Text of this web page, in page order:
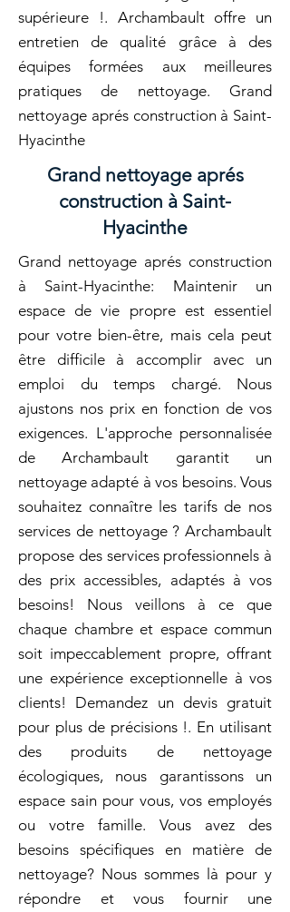
supérieure !. Archambault offre un
entretien de qualité grâce à des
équipes formées aux meilleures
pratiques de nettoyage. Grand
nettoyage aprés construction à Saint-
Hyacinthe
Grand nettoyage aprés
construction à Saint-
Hyacinthe
Grand nettoyage aprés construction
à Saint-Hyacinthe: Maintenir un
espace de vie propre est essentiel
pour votre bien-être, mais cela peut
être difficile à accomplir avec un
emploi du temps chargé. Nous
ajustons nos prix en fonction de vos
exigences. L'approche personnalisée
de Archambault garantit un
nettoyage adapté à vos besoins. Vous
souhaitez connaître les tarifs de nos
services de nettoyage ? Archambault
propose des services professionnels à
des prix accessibles, adaptés à vos
besoins! Nous veillons à ce que
chaque chambre et espace commun
soit impeccablement propre, offrant
une expérience exceptionnelle à vos
clients! Demandez un devis gratuit
pour plus de précisions !. En utilisant
des produits de nettoyage
écologiques, nous garantissons un
espace sain pour vous, vos employés
ou votre famille. Vous avez des
besoins spécifiques en matière de
nettoyage? Nous sommes là pour y
répondre et vous fournir une